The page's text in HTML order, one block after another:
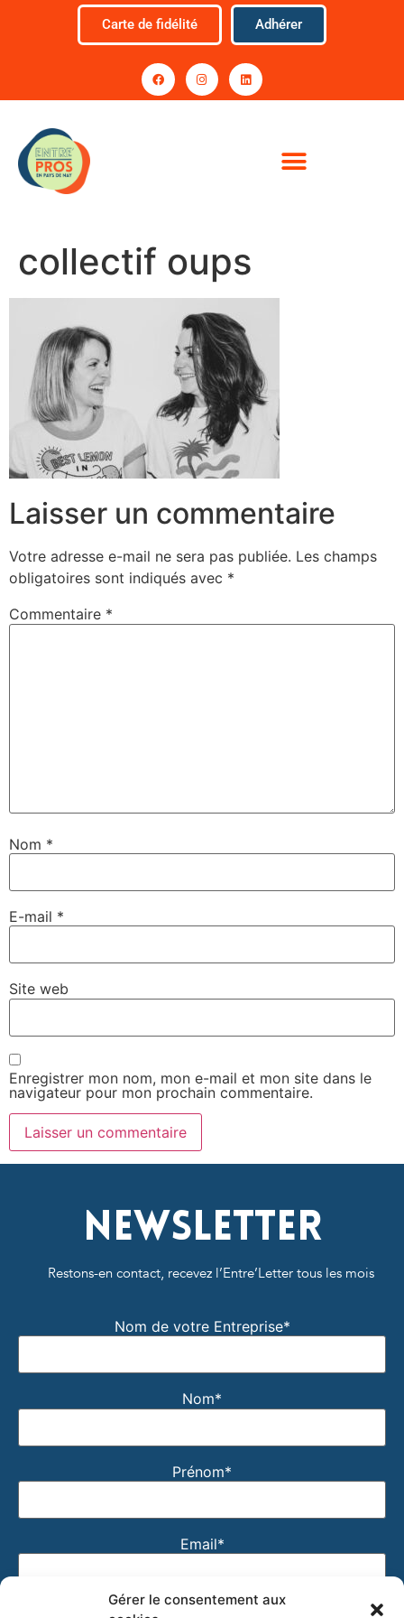
Gérer le consentement aux
Carte de fidélité Adhérer
collectif oups
Laisser un commentaire
Votre adresse e-mail ne sera pas publiée. Les champs
obligatoires sont indiqués avec *
Commentaire *
Nom *
E-mail *
Site web
Enregistrer mon nom, mon e-mail et mon site dans le
navigateur pour mon prochain commentaire.
Newsletter
Restons-en contact, recevez l’Entre’Letter tous les mois
Nom de votre Entreprise*
Nom*
Prénom*
Email*